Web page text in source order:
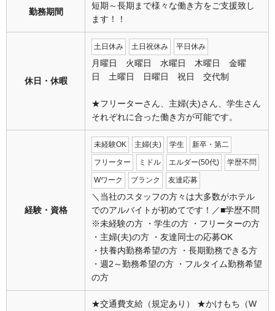
勤務期間
短期～長期まで様々な働き方をご支援致し
ます！！
休日・休暇
土日休み 土日祝休み 平日休み
月曜日 火曜日 水曜日 木曜日 金曜
日 土曜日 日曜日 祝日 交代制
★フリーターさん、主婦(夫)さん、学生さん
それぞれに合った働き方が可能です。
経験・資格
未経験OK 主婦(夫) 学生 新卒・第二
フリーター ミドル エルダー(50代) 学歴不問
Wワーク ブランク 友達応募
＼当社のスタッフの方々は大多数がホテル
でのアルバイトが初めてです！／■学歴不問
※未経験の方 ・学生の方 ・フリーターの方
・主婦(夫)の方 ・友達同士の応募OK
・扶養内勤務希望の方 ・長期勤務できる方
・週2～勤務希望の方 ・フルタイム勤務希望
の方
★交通費支給（規定あり） ★かけもち（W